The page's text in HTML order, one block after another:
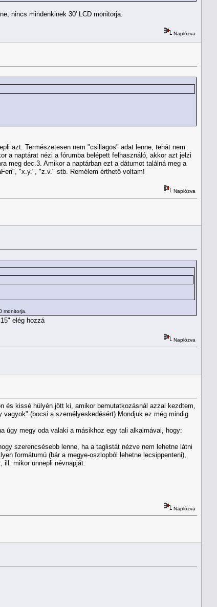
nincs mindenkinek 30' LCD monitorja.
Naplózva
azt. Természetesen nem "csillagos" adat lenne, tehát nem
a naptárat nézi a fórumba belépett felhasználó, akkor azt jelzi
meg dec.3. Amikor a naptárban ezt a dátumot találná meg a
"x.y.", "z.v." stb. Remélem érthető voltam!
Naplózva
monitorja.
elég hozzá
Naplózva
kissé hülyén jött ki, amikor bemutatkozásnál azzal kezdtem,
(bocsi a személyeskedésért) Mondjuk ez még mindig
úgy megy oda valaki a másikhoz egy tali alkalmával, hogy:
szerencsésebb lenne, ha a taglistát nézve nem lehetne látni
formátumú (bár a megye-oszlopból lehetne lecsippenteni),
mikor ünnepli névnapját.
Naplózva